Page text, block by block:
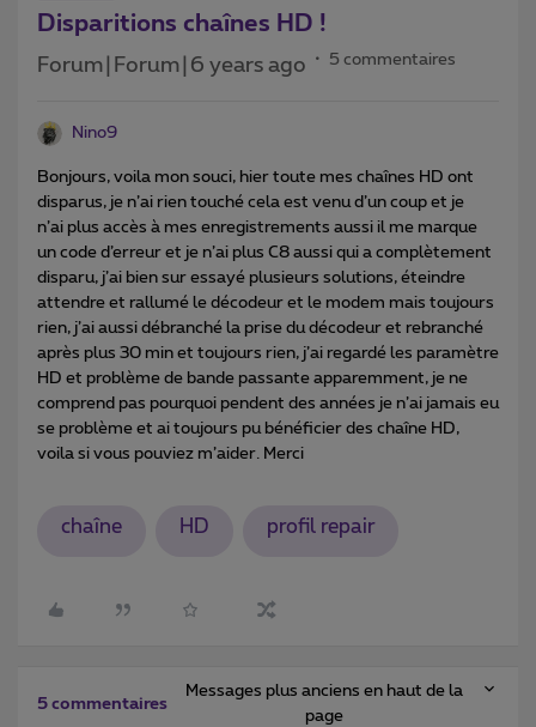
Disparitions chaînes HD !
Forum|Forum|6 years ago 5 commentaires
Nino9
Bonjours, voila mon souci, hier toute mes chaînes HD ont
disparus, je n’ai rien touché cela est venu d’un coup et je
n’ai plus accès à mes enregistrements aussi il me marque
un code d’erreur et je n’ai plus C8 aussi qui a complètement
disparu, j’ai bien sur essayé plusieurs solutions, éteindre
attendre et rallumé le décodeur et le modem mais toujours
rien, j’ai aussi débranché la prise du décodeur et rebranché
après plus 30 min et toujours rien, j’ai regardé les paramètre
HD et problème de bande passante apparemment, je ne
comprend pas pourquoi pendent des années je n’ai jamais eu
se problème et ai toujours pu bénéficier des chaîne HD,
voila si vous pouviez m’aider. Merci
chaîne HD profil repair
5 commentaires
Messages plus anciens en haut de la
page